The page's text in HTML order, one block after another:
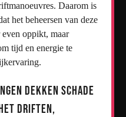
Daarom is
het beheersen van deze
oppikt, maar
tijd en energie te
dekken schade
driften,